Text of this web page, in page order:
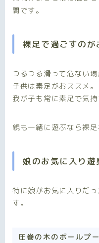
間です。
裸足で過ごすのが
つるつる滑って危ない場
子供は素足がおススメ。
我が子も常に素足で気
親も一緒に遊ぶなら裸
娘のお気に入り遊
特に娘がお気に入りだ
す。
圧巻の木のボールプ